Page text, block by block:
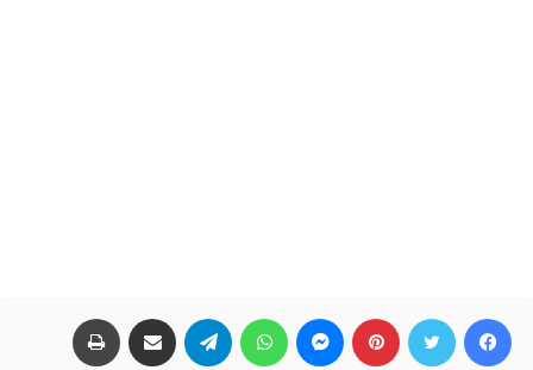
فيسبوك تويتر بينتيريست ماسنجر واتساب تيلقرام مشاركة عبر البريد